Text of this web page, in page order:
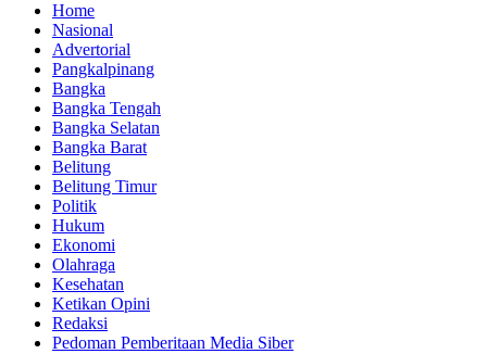
Home
Nasional
Advertorial
Pangkalpinang
Bangka
Bangka Tengah
Bangka Selatan
Bangka Barat
Belitung
Belitung Timur
Politik
Hukum
Ekonomi
Olahraga
Kesehatan
Ketikan Opini
Redaksi
Pedoman Pemberitaan Media Siber